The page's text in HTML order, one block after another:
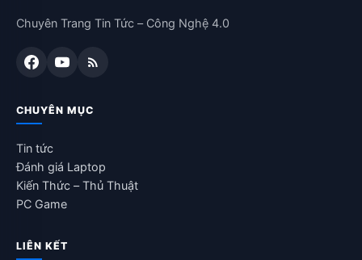
Chuyên Trang Tin Tức – Công Nghệ 4.0
CHUYÊN MỤC
Tin tức
Đánh giá Laptop
Kiến Thức – Thủ Thuật
PC Game
LIÊN KẾT